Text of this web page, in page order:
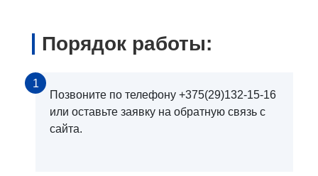
Порядок работы:
1
Позвоните по телефону +375(29)132-15-16
или оставьте заявку на обратную связь с
сайта.